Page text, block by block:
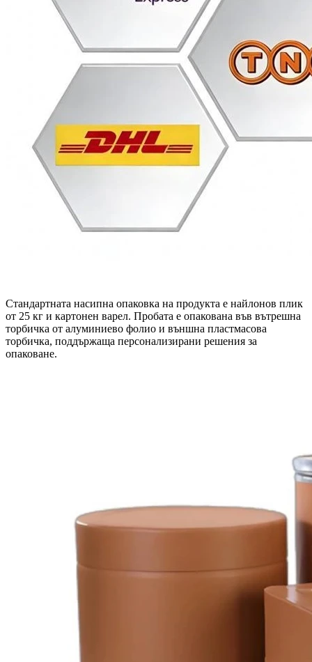
Стандартната насипна опаковка на продукта е найлонов плик
от 25 кг и картонен варел. Пробата е опакована във вътрешна
торбичка от алуминиево фолио и външна пластмасова
торбичка, поддържаща персонализирани решения за
опаковане.